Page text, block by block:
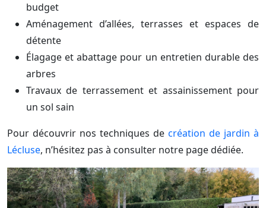
budget
Aménagement d’allées, terrasses et espaces de
détente
Élagage et abattage pour un entretien durable des
arbres
Travaux de terrassement et assainissement pour
un sol sain
Pour découvrir nos techniques de création de jardin à
Lécluse, n’hésitez pas à consulter notre page dédiée.